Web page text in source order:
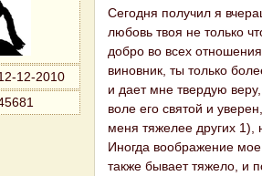
12-2010
Сегодня получил я
любовь твоя не только
добро во всех
виновник, ты только
и дает мне твердую
воле его святой и
меня тяжелее других 1),
Иногда воображение
также бывает тяжело, и